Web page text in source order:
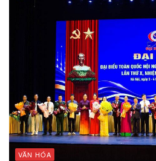
VĂN HÓA